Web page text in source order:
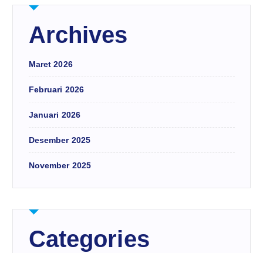
Archives
Maret 2026
Februari 2026
Januari 2026
Desember 2025
November 2025
Categories